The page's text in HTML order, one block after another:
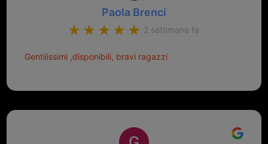
Paola Brenci
2 settimane fa
Gentilissimi ,disponibili, bravi ragazzi